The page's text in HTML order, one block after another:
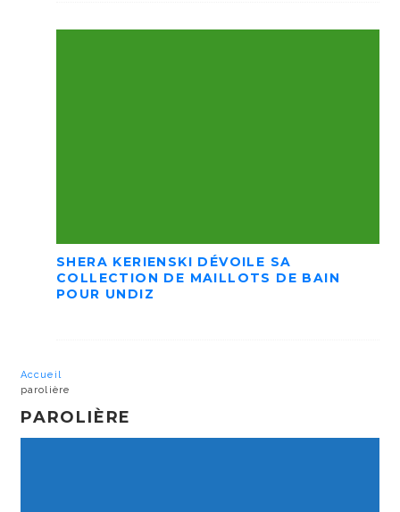
SHERA KERIENSKI DÉVOILE SA
COLLECTION DE MAILLOTS DE BAIN
POUR UNDIZ
Accueil
parolière
PAROLIÈRE